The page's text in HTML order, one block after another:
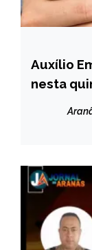
MINAS
GERAIS
NOTÍCIAS
Auxílio
nesta